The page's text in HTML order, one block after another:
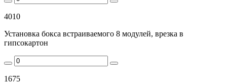
4010
Установка бокса встраиваемого 8 модулей, врезка в
гипсокартон
1675